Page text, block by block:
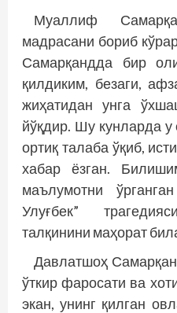
Муаллиф
мадрасани бориб
Самарқандда бир
қилдиким, безаги,
жиҳатидан унга
йўқдир. Шу кунларда
ортиқ талаба ўқиб,
хабар ёзган.
маълумотни
Улуғбек”
талқинини маҳорат
Давлатшоҳ
ўткир фаросати ва
экан, унинг қилган